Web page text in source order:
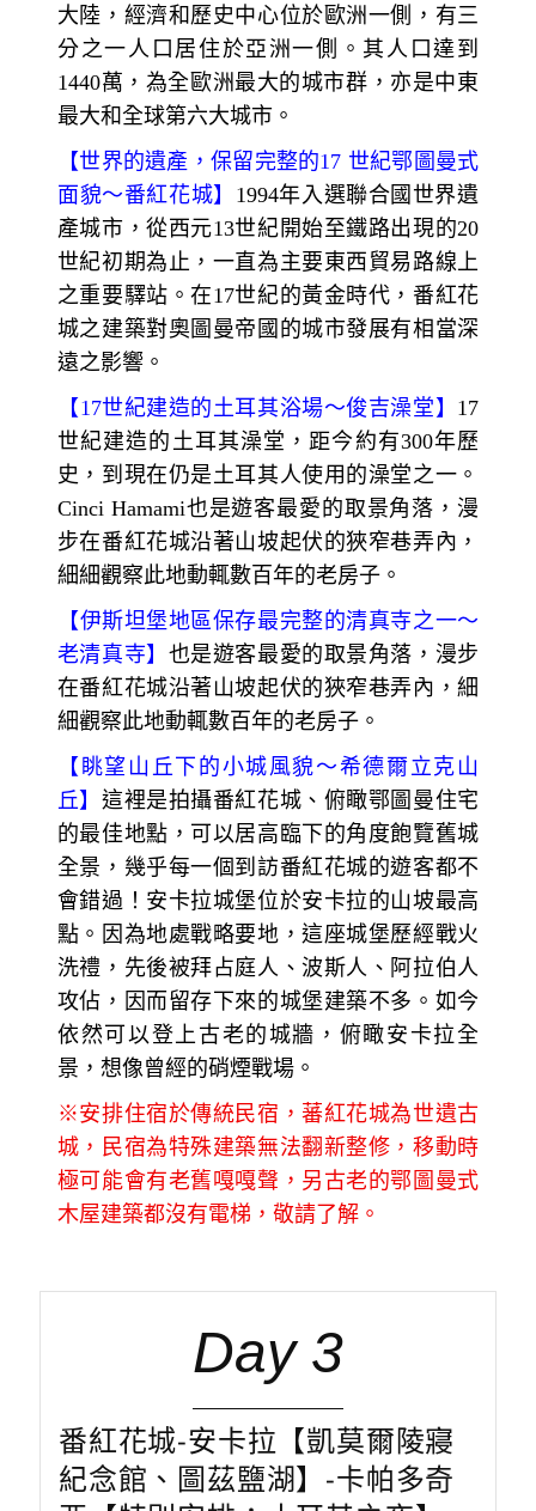
大陸，經濟和歷史中心位於歐洲一側，有三
分之一人口居住於亞洲一側。其人口達到
1440萬，為全歐洲最大的城市群，亦是中東
最大和全球第六大城市。
【世界的遺產，保留完整的17 世紀鄂圖曼式
面貌～番紅花城】 1994年入選聯合國世界遺
產城市，從西元13世紀開始至鐵路出現的20
世紀初期為止，一直為主要東西貿易路線上
之重要驛站。在17世紀的黃金時代，番紅花
城之建築對奧圖曼帝國的城市發展有相當深
遠之影響。
【 17世紀建造的土耳其浴場～俊吉澡堂】 17
世紀建造的土耳其澡堂，距今約有300年歷
史，到現在仍是土耳其人使用的澡堂之一。
Cinci Hamami也是遊客最愛的取景角落，漫
步在番紅花城沿著山坡起伏的狹窄巷弄內，
細細觀察此地動輒數百年的老房子。
【伊斯坦堡地區保存最完整的清真寺之一～
老清真寺】 也是遊客最愛的取景角落，漫步
在番紅花城沿著山坡起伏的狹窄巷弄內，細
細觀察此地動輒數百年的老房子。
【 眺望山丘下的小城風貌～希德爾立克山
丘】這裡是拍攝番紅花城、俯瞰鄂圖曼住宅
的最佳地點，可以居高臨下的角度飽覽舊城
全景，幾乎每一個到訪番紅花城的遊客都不
會錯過！安卡拉城堡位於安卡拉的山坡最高
點。因為地處戰略要地，這座城堡歷經戰火
洗禮，先後被拜占庭人、波斯人、阿拉伯人
攻佔，因而留存下來的城堡建築不多。如今
依然可以登上古老的城牆，俯瞰安卡拉全
景，想像曾經的硝煙戰場。
※安排住宿於傳統民宿，蕃紅花城為世遺古
城，民宿為特殊建築無法翻新整修，移動時
極可能會有老舊嘎嘎聲，另古老的鄂圖曼式
木屋建築都沒有電梯，敬請了解。
Day 3
番紅花城-安卡拉【凱莫爾陵寢
紀念館、圖茲鹽湖】-卡帕多奇